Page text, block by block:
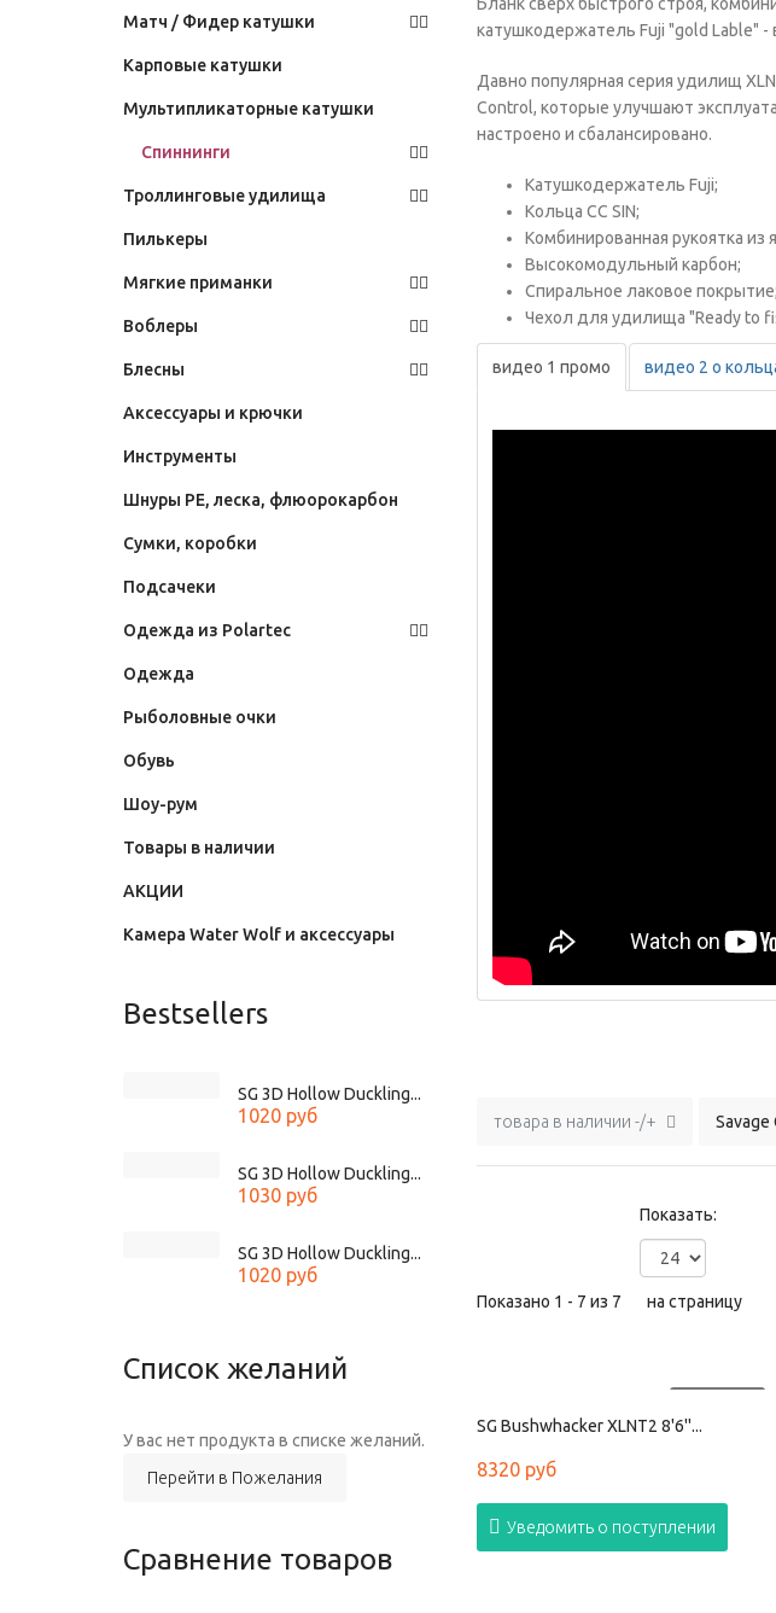
Бланк сверх быстрого строя,
катушкодержатель Fuji "gold Lable"
Давно популярная серия удилищ
Control, которые улучшают
настроено и сбалансировано.
Катушкодержатель Fuji;
Кольца CC SIN;
Комбинированная рукоятка из
Высокомодульный карбон;
Спиральное лаковое покрытие;
Чехол для удилища "Ready to
видео 1 промо видео 2 о
товара в наличии -/+ Savage
Показано 1 - 7 из 7
Показать:
на страницу
SG Bushwhacker XLNT2 8'6''...
8320 руб
Уведомить о поступлении
Матч / Фидер катушки
Карповые катушки
Мультипликаторные катушки
Спиннинги
Троллинговые удилища
Пилькеры
Мягкие приманки
Воблеры
Блесны
Аксессуары и крючки
Инструменты
Шнуры PE, леска, флюорокарбон
Сумки, коробки
Подсачеки
Одежда из Polartec
Одежда
Рыболовные очки
Обувь
Шоу-рум
Товары в наличии
АКЦИИ
Камера Water Wolf и аксессуары
Bestsellers
SG 3D Hollow Duckling...
1020 руб
SG 3D Hollow Duckling...
1030 руб
SG 3D Hollow Duckling...
1020 руб
Список желаний
У вас нет продукта в списке желаний.
Перейти в Пожелания
Сравнение товаров